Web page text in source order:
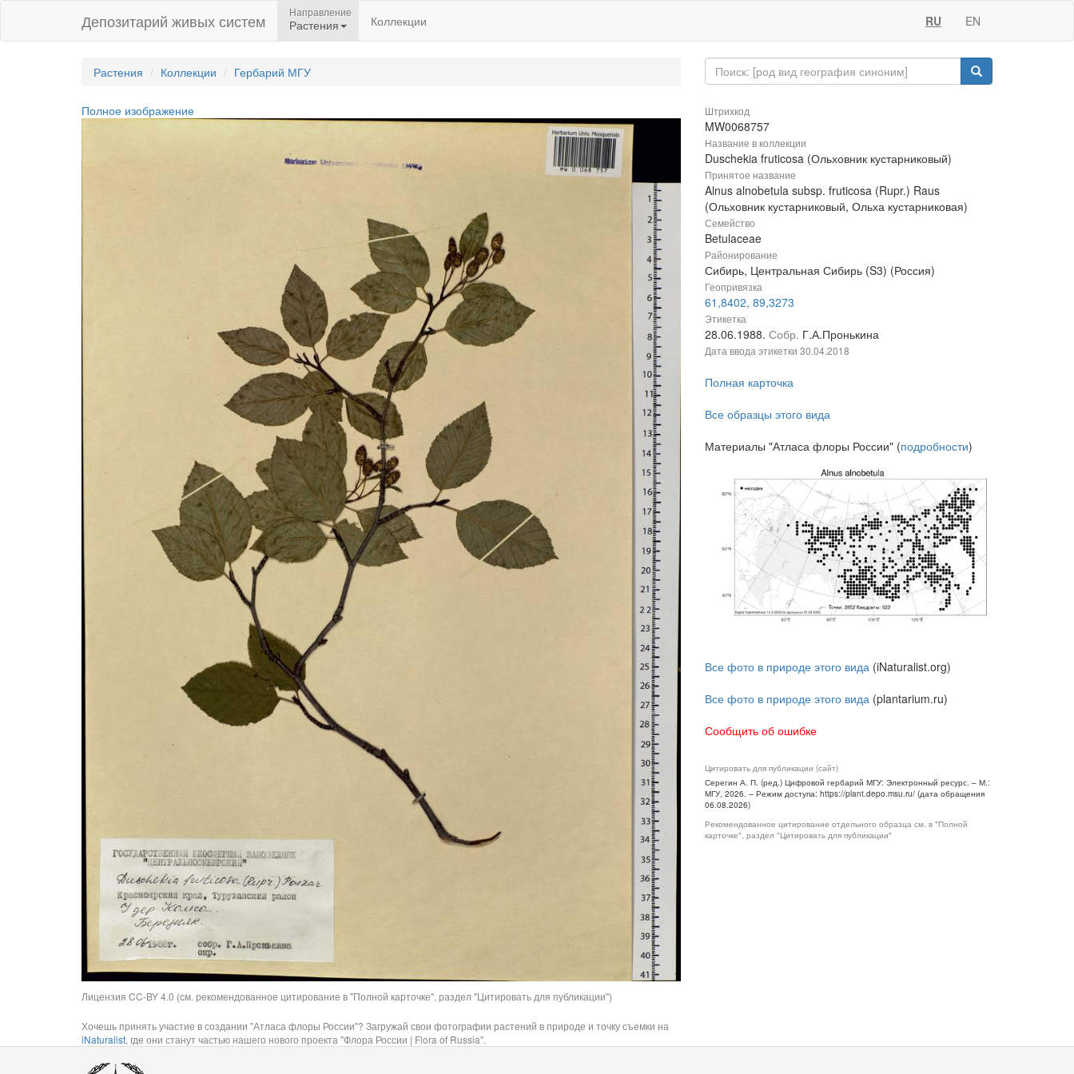
Депозитарий живых систем Направление
Растения Коллекции RU EN
Растения Коллекции Гербарий МГУ
Полное изображение
Лицензия CC-BY 4.0 (см. рекомендованное цитирование в "Полной карточке", раздел "Цитировать для публикации")
Хочешь принять участие в создании "Атласа флоры России"? Загружай свои фотографии растений в природе и точку съемки на
iNaturalist, где они станут частью нашего нового проекта "Флора России | Flora of Russia".
Штрихкод
MW0068757
Название в коллекции
Duschekia fruticosa (Ольховник кустарниковый)
Принятое название
Alnus alnobetula subsp. fruticosa (Rupr.) Raus
(Ольховник кустарниковый, Ольха кустарниковая)
Семейство
Betulaceae
Районирование
Сибирь, Центральная Сибирь (S3) (Россия)
Геопривязка
61,8402, 89,3273
Этикетка
28.06.1988. Собр. Г.А.Пронькина
Дата ввода этикетки 30.04.2018
Полная карточка
Все образцы этого вида
Материалы "Атласа флоры России" (подробности)
Все фото в природе этого вида (iNaturalist.org)
Все фото в природе этого вида (plantarium.ru)
Сообщить об ошибке
Цитировать для публикации (сайт)
Серегин А. П. (ред.) Цифровой гербарий МГУ: Электронный ресурс. – М.:
МГУ, 2026. – Режим доступа: https://plant.depo.msu.ru/ (дата обращения
06.08.2026)
Рекомендованное цитирование отдельного образца см. в "Полной
карточке", раздел "Цитировать для публикации"